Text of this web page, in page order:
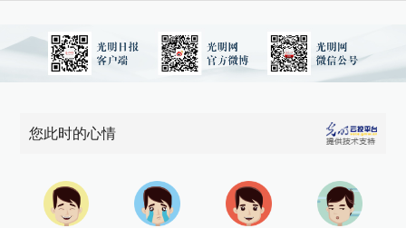
您此时的心情